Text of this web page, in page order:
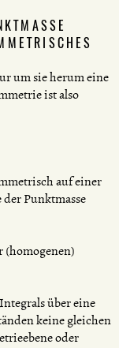
um sie herum eine
ist also
auf einer
Punktmasse
über eine
keine gleichen
oder